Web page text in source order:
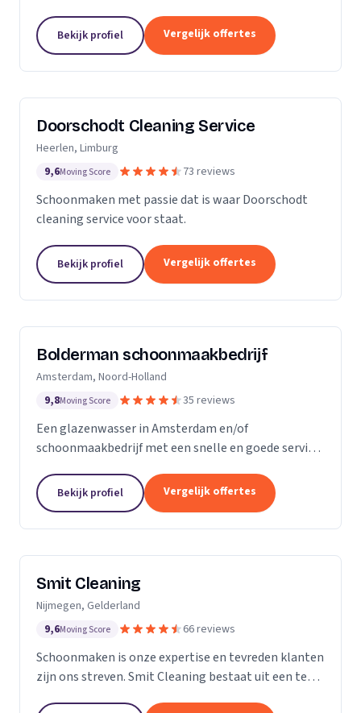
groeiende onderneming die zich uit wilt breiden in
het vak.
Bekijk profiel Vergelijk offertes
Doorschodt Cleaning Service
Heerlen, Limburg
9,6Moving Score 73 reviews
Schoonmaken met passie dat is waar Doorschodt
cleaning service voor staat.
Bekijk profiel Vergelijk offertes
Bolderman schoonmaakbedrijf
Amsterdam, Noord-Holland
9,8Moving Score 35 reviews
Een glazenwasser in Amsterdam en/of
schoonmaakbedrijf met een snelle en goede service
schoonmaakmedewerkers zijn actief in héél
Amsterdam en ontzorgen u met...
Bekijk profiel Vergelijk offertes
Smit Cleaning
Nijmegen, Gelderland
9,6Moving Score 66 reviews
Schoonmaken is onze expertise en tevreden klanten
zijn ons streven. Smit Cleaning bestaat uit een team